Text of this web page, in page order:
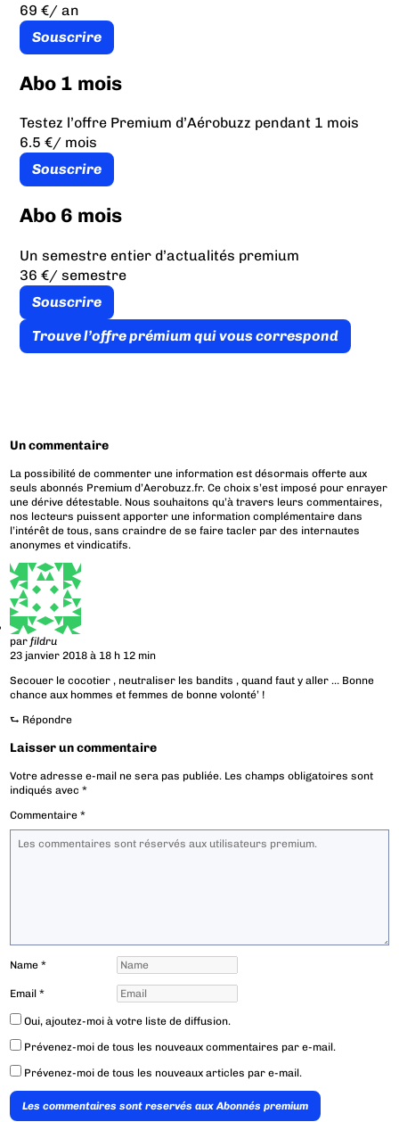
69 €/ an
Souscrire
Abo 1 mois
Testez l’offre Premium d’Aérobuzz pendant 1 mois
6.5 €/ mois
Souscrire
Abo 6 mois
Un semestre entier d’actualités premium
36 €/ semestre
Souscrire
Trouve l’offre prémium qui vous correspond
Un commentaire
La possibilité de commenter une information est désormais offerte aux
seuls abonnés Premium d’Aerobuzz.fr. Ce choix s’est imposé pour enrayer
une dérive détestable. Nous souhaitons qu’à travers leurs commentaires,
nos lecteurs puissent apporter une information complémentaire dans
l’intérêt de tous, sans craindre de se faire tacler par des internautes
anonymes et vindicatifs.
parfildru
23 janvier 2018 à 18 h 12 min
Secouer le cocotier , neutraliser les bandits , quand faut y aller … Bonne
chance aux hommes et femmes de bonne volonté’ !
⮑ Répondre
Laisser un commentaire
Votre adresse e-mail ne sera pas publiée. Les champs obligatoires sont
indiqués avec*
Commentaire*
Name*
Email*
Oui, ajoutez-moi à votre liste de diffusion.
Prévenez-moi de tous les nouveaux commentaires par e-mail.
Prévenez-moi de tous les nouveaux articles par e-mail.
Les commentaires sont reservés aux Abonnés premium